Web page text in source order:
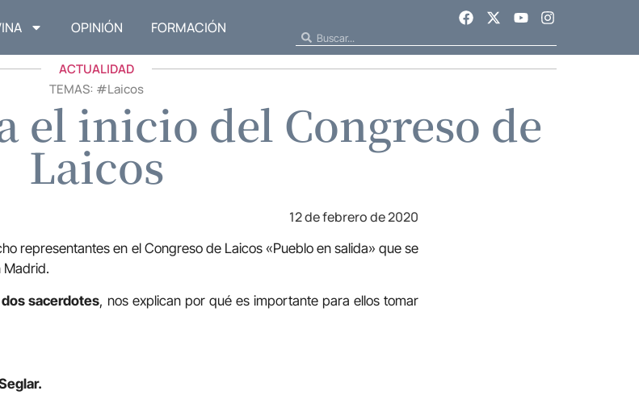
OPINIÓN FORMACIÓN
ACTUALIDAD
TEMAS: #Laicos
el inicio del Congreso de
Laicos
12 de febrero de 2020
representantes en el Congreso de Laicos «Pueblo en salida» que se
Madrid.
sacerdotes, nos explican por qué es importante para ellos tomar